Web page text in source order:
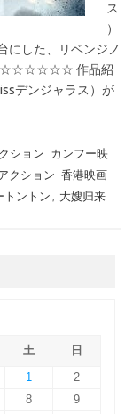
ス
）
にした、リベンジノ
作品紹
デンジャラス）が
ション
カンフー映
クション 香港映画
トントン , 大嫂归来
土
日
1
2
8
9